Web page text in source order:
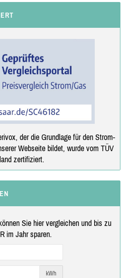
der die Grundlage für den Strom-
Webseite bildet, wurde vom TÜV
zertifiziert.
Sie hier vergleichen und bis zu
im Jahr sparen.
kWh